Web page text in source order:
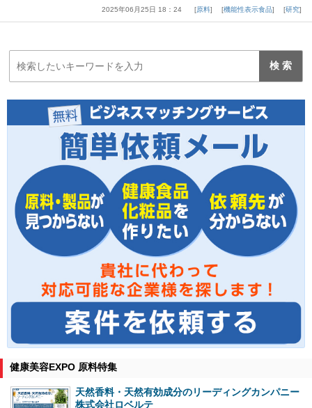
2025年06月25日 18：24 原料 機能性表示食品 研究
健康美容EXPO 原料特集
天然香料・天然有効成分のリーディングカンパニー
株式会社ロベルテ